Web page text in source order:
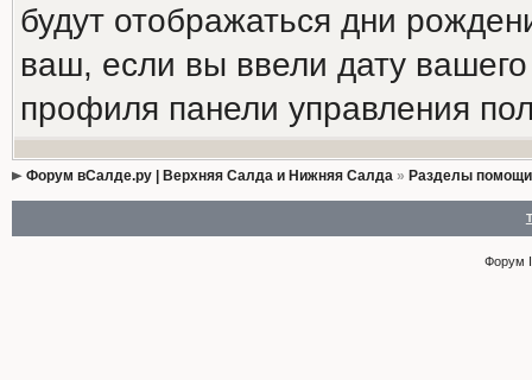
будут отображаться дни
ваш, если вы ввели дату
профиля панели управления
Форум вСалде.ру | Верхняя Салда и Нижняя Салда» Разделы
Форум